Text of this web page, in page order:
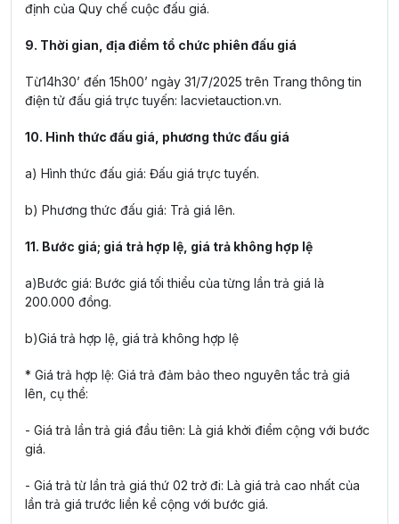
định của Quy chế cuộc đấu giá.
9. Thời gian, địa điểm tổ chức phiên đấu giá
Từ14h30’ đến 15h00’ ngày 31/7/2025 trên Trang thông tin
điện tử đấu giá trực tuyến: lacvietauction.vn.
10. Hình thức đấu giá, phương thức đấu giá
a) Hình thức đấu giá: Đấu giá trực tuyến.
b) Phương thức đấu giá: Trả giá lên.
11. Bước giá; giá trả hợp lệ, giá trả không hợp lệ
a)Bước giá: Bước giá tối thiểu của từng lần trả giá là
200.000 đồng.
b)Giá trả hợp lệ, giá trả không hợp lệ
* Giá trả hợp lệ: Giá trả đảm bảo theo nguyên tắc trả giá
lên, cụ thể:
- Giá trả lần trả giá đầu tiên: Là giá khởi điểm cộng với bước
giá.
- Giá trả từ lần trả giá thứ 02 trở đi: Là giá trả cao nhất của
lần trả giá trước liền kề cộng với bước giá.